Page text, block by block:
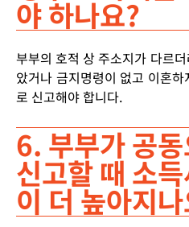
야 하나요?
부부의 호적 상 주소지가 다르
았거나 금지명령이 없고 이혼
로 신고해야 합니다.
6. 부부가 공
신고할 때 소
이 더 높아지